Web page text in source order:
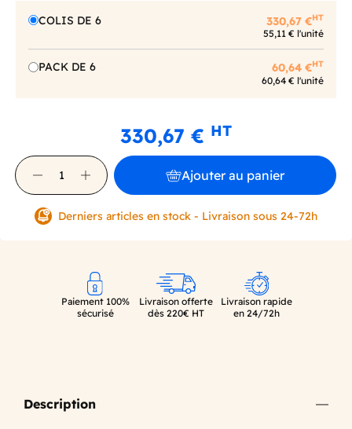
COLIS DE 6 330,67 €HT
55,11 € l'unité
PACK DE 6 60,64 €HT
60,64 € l'unité
330,67 € HT
Ajouter au panier
Derniers articles en stock - Livraison sous 24-72h
Paiement 100%
sécurisé
Livraison offerte
dès 220€ HT
Livraison rapide
en 24/72h
Description